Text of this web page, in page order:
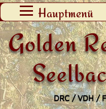
Golden
DRC / VDH /
Hauptmenü
Zum
Inhalt
springen